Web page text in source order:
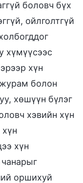
боловч бүх
ойлголтгүй
хүмүүсээс
хүн
журам болон
хөшүүн бүлэг
хэвийн хүн
хүн
оршихуй